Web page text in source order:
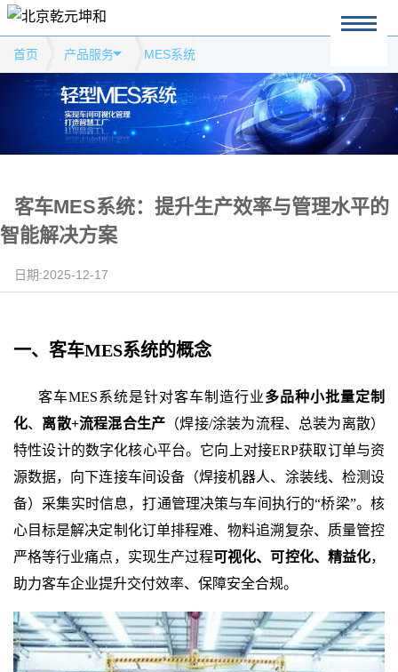
首页 产品服务 MES系统
客车MES系统：提升生产效率与管理水平的
智能解决方案
日期:2025-12-17
一、 客车MES系统的概念
客车MES系统是针对客车制造行业多品种小批量定制
化、 离散+流程混合生产 （焊接/涂装为流程、总装为离散）
特性设计的数字化核心平台。它向上对接ERP获取订单与资
源数据，向下连接车间设备（焊接机器人、涂装线、检测设
备）采集实时信息，打通管理决策与车间执行的“桥梁”。核
心目标是解决定制化订单排程难、物料追溯复杂、质量管控
严格等行业痛点，实现生产过程可视化、可控化、精益化，
助力客车企业提升交付效率、保障安全合规。